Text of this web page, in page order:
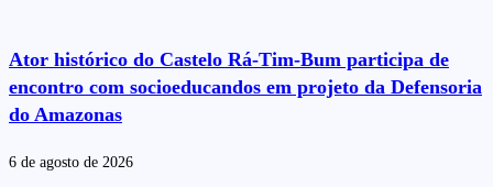
Ator histórico do Castelo Rá-Tim-Bum participa de
encontro com socioeducandos em projeto da Defensoria
do Amazonas
6 de agosto de 2026